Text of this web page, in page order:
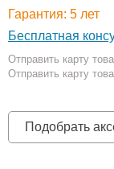
Гарантия: 5 лет
Бесплатная
Отправить карту
Отправить карту
Подобрать